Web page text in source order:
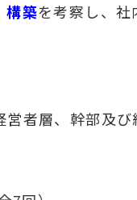
構築を考察し、
者層、幹部及び